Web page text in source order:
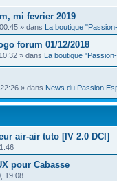
mi fevrier 2019
» dans La boutique
forum 01/12/2018
» dans La boutique
» dans News du Passion
air-air tuto [IV 2.0 DCI]
pour Cabasse
19:08